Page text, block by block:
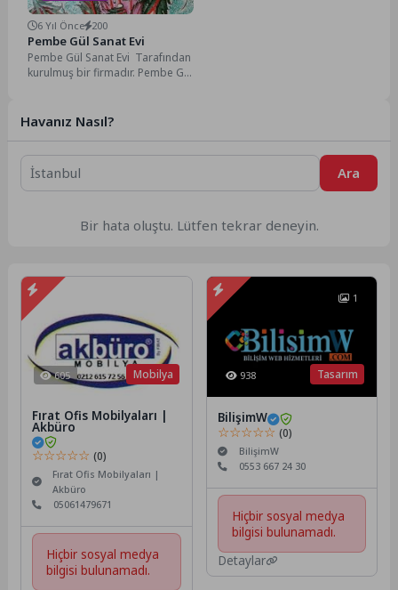
6 Yıl Önce 200
Pembe Gül Sanat Evi
Pembe Gül Sanat Evi Tarafından
kurulmuş bir firmadır. Pembe Gül
Havanız Nasıl?
Ara
Bir hata oluştu. Lütfen tekrar deneyin.
Mobilya
605
Fırat Ofis Mobilyaları |
Akbüro
☆☆☆☆☆(0)
Fırat Ofis Mobilyaları |
Akbüro
05061479671
Hiçbir sosyal medya
bilgisi bulunamadı.
Tasarım
938
1
BilişimW
☆☆☆☆☆(0)
BilişimW
0553 667 24 30
Hiçbir sosyal medya
bilgisi bulunamadı.
Detaylar